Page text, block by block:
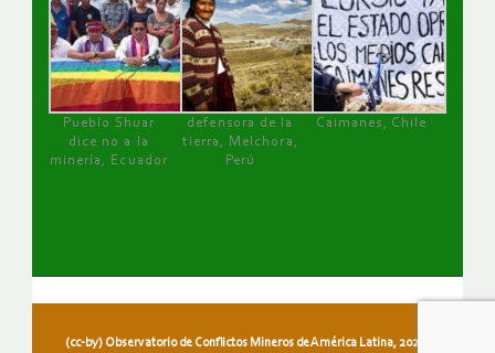
Pueblo Shuar
dice no a la
minería, Ecuador
defensora de la
tierra, Melchora,
Perú
Caimanes, Chile
(cc-by) Observatorio de Conflictos Mineros de América Latina, 2026